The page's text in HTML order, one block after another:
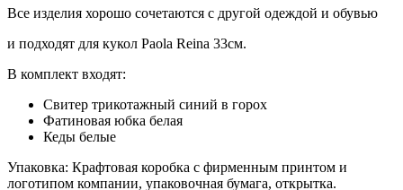
Все изделия хорошо сочетаются с другой одеждой и обувью
и подходят для кукол Paola Reina 33см.
В комплект входят:
Свитер трикотажный синий в горох
Фатиновая юбка белая
Кеды белые
Упаковка: Крафтовая коробка с фирменным принтом и
логотипом компании, упаковочная бумага, открытка.